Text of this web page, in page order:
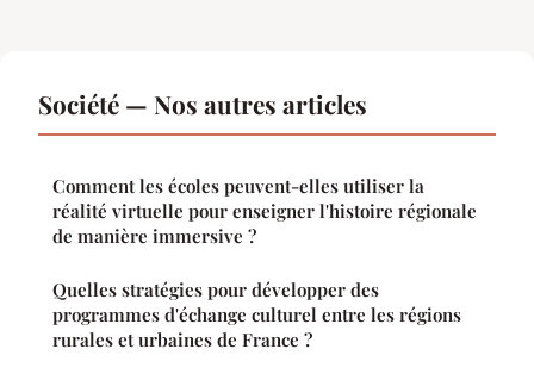
Société — Nos autres articles
Comment les écoles peuvent-elles utiliser la
réalité virtuelle pour enseigner l'histoire régionale
de manière immersive ?
Quelles stratégies pour développer des
programmes d'échange culturel entre les régions
rurales et urbaines de France ?